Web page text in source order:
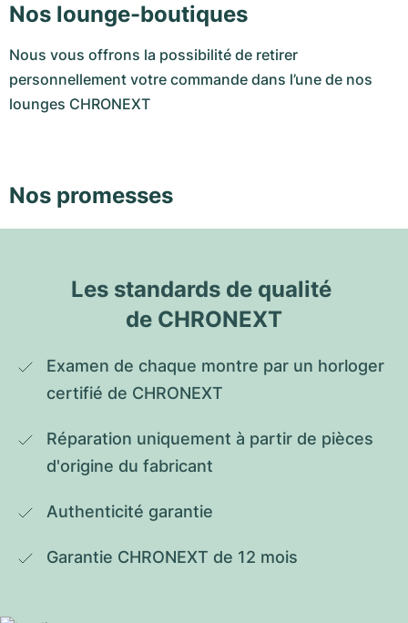
Nos lounge-boutiques
Nous vous offrons la possibilité de retirer
personnellement votre commande dans l’une de nos
lounges CHRONEXT
Nos promesses
Les standards de qualité
de CHRONEXT
Examen de chaque montre par un horloger
certifié de CHRONEXT
Réparation uniquement à partir de pièces
d'origine du fabricant
Authenticité garantie
Garantie CHRONEXT de 12 mois